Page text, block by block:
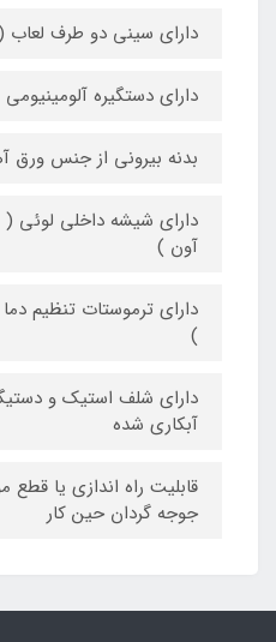
دارای سینی دو طرف لعاب (عمق ۲
دارای دستگیره
بدنه بیرونی از جنس ورق
دارای شیشه داخلی لوئی (
آون )
)
دارای شلف استیک و
آبکاری شده
قابلیت راه اندازی یا قطع
جوجه گردان حین کار